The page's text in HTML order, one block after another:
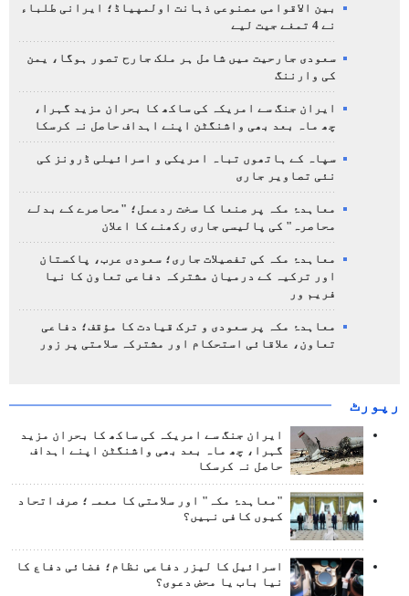
بین الاقوامی مصنوعی ذہانت اولمپیاڈ؛ ایرانی طلباء
نے 4 تمغے جیت لیے
سعودی جارحیت میں شامل ہر ملک جارح تصور ہوگا، یمن
کی وارننگ
ایران جنگ سے امریکہ کی ساکھ کا بحران مزید گہرا،
چھ ماہ بعد بھی واشنگٹن اپنے اہداف حاصل نہ کرسکا
سپاہ کے ہاتھوں تباہ امریکی و اسرائیلی ڈرونز کی
نئی تصاویر جاری
معاہدۂ مکہ پر صنعا کا سخت ردعمل؛ "محاصرے کے بدلے
محاصرہ" کی پالیسی جاری رکھنے کا اعلان
معاہدۂ مکہ کی تفصیلات جاری؛ سعودی عرب، پاکستان
اور ترکیہ کے درمیان مشترکہ دفاعی تعاون کا نیا
فریم ور
معاہدۂ مکہ پر سعودی و ترک قیادت کا مؤقف؛ دفاعی
تعاون، علاقائی استحکام اور مشترکہ سلامتی پر زور
رپورٹ
ایران جنگ سے امریکہ کی ساکھ کا بحران مزید
گہرا، چھ ماہ بعد بھی واشنگٹن اپنے اہداف
حاصل نہ کرسکا
"معاہدۂ مکہ" اور سلامتی کا معمہ؛ صرف اتحاد
کیوں کافی نہیں؟
اسرائیل کا لیزر دفاعی نظام؛ فضائی دفاع کا
نیا باب یا محض دعوی؟